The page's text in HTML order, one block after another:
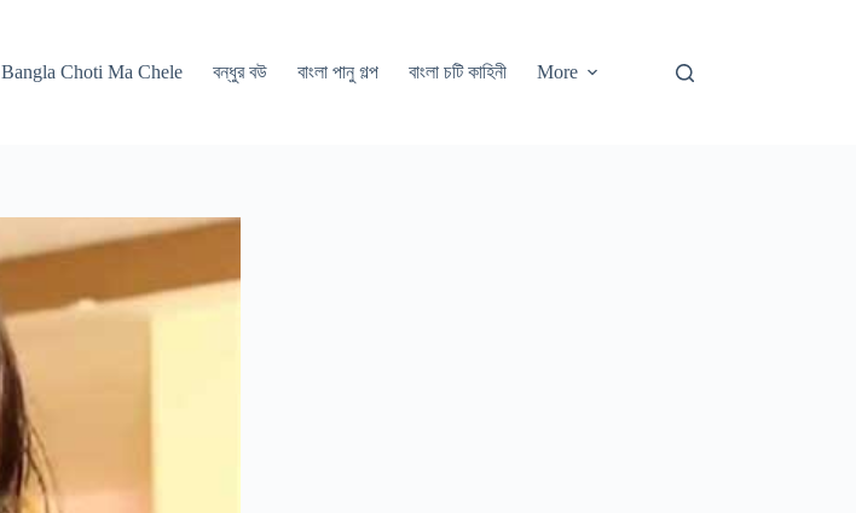
Bangla Choti Ma Chele বন্ধুর বউ বাংলা পানু গল্প বাংলা চটি কাহিনী More